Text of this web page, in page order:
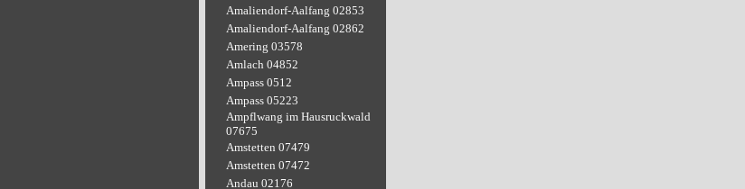
Amaliendorf-Aalfang 02853
Amaliendorf-Aalfang 02862
Amering 03578
Amlach 04852
Ampass 0512
Ampass 05223
Ampflwang im Hausruckwald
07675
Amstetten 07479
Amstetten 07472
Andau 02176